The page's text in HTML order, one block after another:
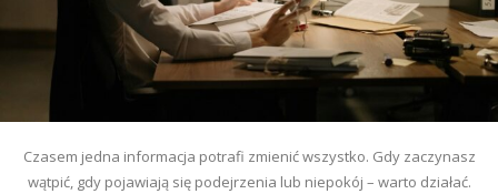
Czasem jedna informacja potrafi zmienić wszystko. Gdy zaczynasz
wątpić, gdy pojawiają się podejrzenia lub niepokój – warto działać.